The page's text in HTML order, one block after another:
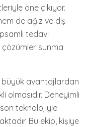
öne çıkıyor.
de ağız ve diş
tedavi
sunma
büyük avantajlardan
olmasıdır. Deneyimli
teknolojiyle
Bu ekip, kişiye